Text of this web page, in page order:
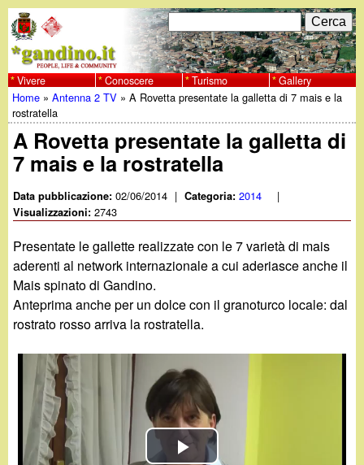
al
contenuto
principale
w
w
w
.
g
a
n
d
F
o
r
m
d
r
i
e
r
c
a
C
e
r
c
a
Vivere Conoscere Turismo Gallery
Tu
sei
qui
Home »Antenna 2 TV »A Rovetta presentate la galletta di 7 mais e la
rostratella
A Rovetta presentate la galletta di
7 mais e la rostratella
Data pubblicazione:02/06/2014 | Categoria:2014 |
Visualizzazioni:2743
Presentate le gallette realizzate con le 7 varietà di mais
aderenti al network internazionale a cui aderiasce anche il
Mais spinato di Gandino.
Anteprima anche per un dolce con il granoturco locale: dal
rostrato rosso arriva la rostratella.